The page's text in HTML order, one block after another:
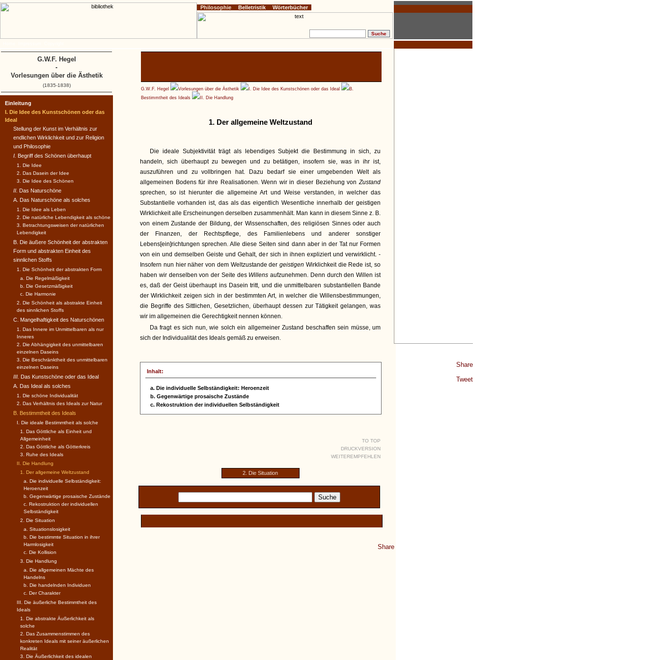
Share
Tweet
G.W.F. Hegel Vorlesungen über die Ästhetik I. Die Idee des Kunstschönen oder das Ideal
B.
Bestimmtheit des Ideals
II. Die Handlung
1. Der allgemeine Weltzustand
Die ideale Subjektivität trägt als lebendiges Subjekt die Bestimmung in sich, zu
handeln, sich überhaupt zu bewegen und zu betätigen, insofern sie, was in ihr ist,
auszuführen und zu vollbringen hat. Dazu bedarf sie einer umgebenden Welt als
allgemeinen Bodens für ihre Realisationen. Wenn wir in dieser Beziehung vonZustand
sprechen, so ist hierunter die allgemeine Art und Weise verstanden, in welcher das
Substantielle vorhanden ist, das als das eigentlich Wesentliche innerhalb der geistigen
Wirklichkeit alle Erscheinungen derselben zusammenhält. Man kann in diesem Sinne z. B.
von einem Zustande der Bildung, der Wissenschaften, des religiösen Sinnes oder auch
der Finanzen, der Rechtspflege, des Familienlebens und anderer sonstiger
Lebens[ein]richtungen sprechen. Alle diese Seiten sind dann aber in der Tat nur Formen
von ein und demselben Geiste und Gehalt, der sich in ihnen expliziert und verwirklicht. -
Insofern nun hier näher von dem Weltzustande dergeistigen Wirklichkeit die Rede ist, so
haben wir denselben von der Seite des Willensaufzunehmen. Denn durch den Willen ist
es, daß der Geist überhaupt ins Dasein tritt, und die unmittelbaren substantiellen Bande
der Wirklichkeit zeigen sich in der bestimmten Art, in welcher die Willensbestimmungen,
die Begriffe des Sittlichen, Gesetzlichen, überhaupt dessen zur Tätigkeit gelangen, was
wir im allgemeinen die Gerechtigkeit nennen können.
Da fragt es sich nun, wie solch ein allgemeiner Zustand beschaffen sein müsse, um
sich der Individualität des Ideals gemäß zu erweisen.
Inhalt:
a. Die individuelle Selbständigkeit: Heroenzeit
b. Gegenwärtige prosaische Zustände
c. Rekostruktion der individuellen Selbständigkeit
TO TOP
DRUCKVERSION
WEITEREMPFEHLEN
2. Die Situation
Share
Einleitung
I. Die Idee des Kunstschönen oder das
Ideal
Stellung der Kunst im Verhältnis zur
endlichen Wirklichkeit und zur Religion
und Philosophie
I. Begriff des Schönen überhaupt
1. Die Idee
2. Das Dasein der Idee
3. Die Idee des Schönen
II. Das Naturschöne
A. Das Naturschöne als solches
1. Die Idee als Leben
2. Die natürliche Lebendigkeit als schöne
3. Betrachtungsweisen der natürlichen
Lebendigkeit
B. Die äußere Schönheit der abstrakten
Form und abstrakten Einheit des
sinnlichen Stoffs
1. Die Schönheit der abstrakten Form
a. Die Regelmäßigkeit
b. Die Gesetzmäßigkeit
c. Die Harmonie
2. Die Schönheit als abstrakte Einheit
des sinnlichen Stoffs
C. Mangelhaftigkeit des Naturschönen
1. Das Innere im Unmittelbaren als nur
Inneres
2. Die Abhängigkeit des unmittelbaren
einzelnen Daseins
3. Die Beschränktheit des unmittelbaren
einzelnen Daseins
III. Das Kunstschöne oder das Ideal
A. Das Ideal als solches
1. Die schöne Individualität
2. Das Verhältnis des Ideals zur Natur
B. Bestimmtheit des Ideals
I. Die ideale Bestimmtheit als solche
1. Das Göttliche als Einheit und
Allgemeinheit
2. Das Göttliche als Götterkreis
3. Ruhe des Ideals
II. Die Handlung
1. Der allgemeine Weltzustand
a. Die individuelle Selbständigkeit:
Heroenzeit
b. Gegenwärtige prosaische Zustände
c. Rekostruktion der individuellen
Selbständigkeit
2. Die Situation
a. Situationslosigkeit
b. Die bestimmte Situation in ihrer
Harmlosigkeit
c. Die Kollision
3. Die Handlung
a. Die allgemeinen Mächte des
Handelns
b. Die handelnden Individuen
c. Der Charakter
III. Die äußerliche Bestimmtheit des
Ideals
1. Die abstrakte Äußerlichkeit als
solche
2. Das Zusammenstimmen des
konkreten Ideals mit seiner äußerlichen
Realität
3. Die Äußerlichkeit des idealen
Philosophie Belletristik Wörterbücher
G.W.F. Hegel
-
Vorlesungen über die Ästhetik
(1835-1838)